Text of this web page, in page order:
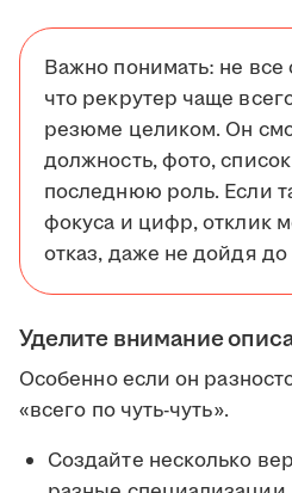
Важно понимать: не все
что рекрутер чаще
резюме целиком. Он
должность, фото,
последнюю роль. Если
фокуса и цифр, отклик
отказ, даже не дойдя
Уделите внимание
Особенно если он
«всего по чуть-чуть».
Создайте несколько